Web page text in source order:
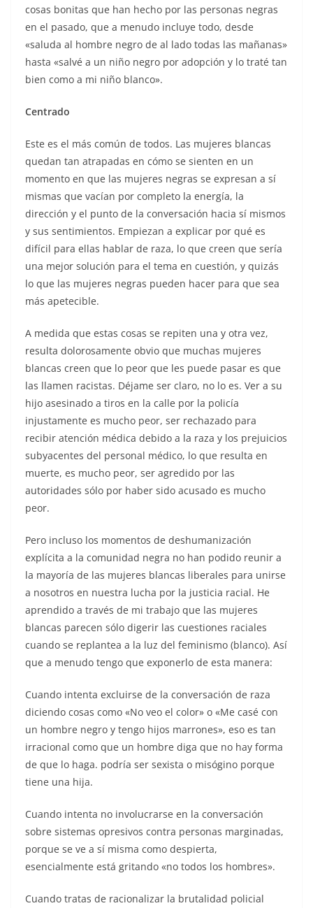
cosas bonitas que han hecho por las personas negras
en el pasado, que a menudo incluye todo, desde
«saluda al hombre negro de al lado todas las mañanas»
hasta «salvé a un niño negro por adopción y lo traté tan
bien como a mi niño blanco».
Centrado
Este es el más común de todos. Las mujeres blancas
quedan tan atrapadas en cómo se sienten en un
momento en que las mujeres negras se expresan a sí
mismas que vacían por completo la energía, la
dirección y el punto de la conversación hacia sí mismos
y sus sentimientos. Empiezan a explicar por qué es
difícil para ellas hablar de raza, lo que creen que sería
una mejor solución para el tema en cuestión, y quizás
lo que las mujeres negras pueden hacer para que sea
más apetecible.
A medida que estas cosas se repiten una y otra vez,
resulta dolorosamente obvio que muchas mujeres
blancas creen que lo peor que les puede pasar es que
las llamen racistas. Déjame ser claro, no lo es. Ver a su
hijo asesinado a tiros en la calle por la policía
injustamente es mucho peor, ser rechazado para
recibir atención médica debido a la raza y los prejuicios
subyacentes del personal médico, lo que resulta en
muerte, es mucho peor, ser agredido por las
autoridades sólo por haber sido acusado es mucho
peor.
Pero incluso los momentos de deshumanización
explícita a la comunidad negra no han podido reunir a
la mayoría de las mujeres blancas liberales para unirse
a nosotros en nuestra lucha por la justicia racial. He
aprendido a través de mi trabajo que las mujeres
blancas parecen sólo digerir las cuestiones raciales
cuando se replantea a la luz del feminismo (blanco). Así
que a menudo tengo que exponerlo de esta manera:
Cuando intenta excluirse de la conversación de raza
diciendo cosas como «No veo el color» o «Me casé con
un hombre negro y tengo hijos marrones», eso es tan
irracional como que un hombre diga que no hay forma
de que lo haga. podría ser sexista o misógino porque
tiene una hija.
Cuando intenta no involucrarse en la conversación
sobre sistemas opresivos contra personas marginadas,
porque se ve a sí misma como despierta,
esencialmente está gritando «no todos los hombres».
Cuando tratas de racionalizar la brutalidad policial